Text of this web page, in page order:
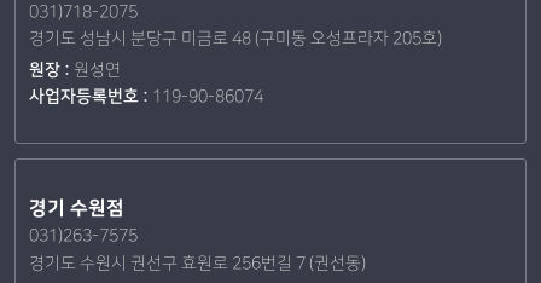
031)718-2075
경기도 성남시 분당구 미금로 48 (구미동 오성프라자 205호)
원장 : 원성연
사업자등록번호 : 119-90-86074
경기 수원점
031)263-7575
경기도 수원시 권선구 효원로 256번길 7 (권선동)